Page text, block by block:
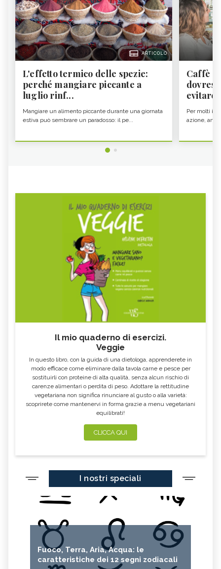
ARTICOLO
L'effetto termico delle spezie:
perché mangiare piccante a
luglio rinf...
Mangiare un alimento piccante durante una giornata
estiva può sembrare un paradosso: il pe...
Caffè
evitare
Per molti il
azione,
Il mio quaderno di esercizi.
Veggie
In questo libro, con la guida di una dietologa, apprenderete in
modo efficace come eliminare dalla tavola carne e pesce per
sostituirli con proteine di alta qualità, senza alcun rischio di
carenze alimentari o perdita di peso. Adottare la rettitudine
vegetariana non significa rinunciare al gusto o alla varietà:
scoprirete come mantenervi in forma grazie a menu vegetariani
equilibrati!
CLICCA QUI
I nostri speciali
Fuoco, Terra, Aria, Acqua: le
caratteristiche dei 12 segni zodiacali